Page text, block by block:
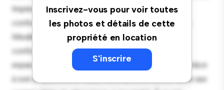
Inscrivez-vous pour voir toutes
les photos et détails de cette
propriété en location
S'inscrire
Impressionistes, Rueil-Malmaison ! Cette chambre
confortable offre un espace de vie paisible et privé.
Meublée avec les éléments essentiels pour votre
confort, cette chambre offre un lit confortable, un
espace de travail et des solutions de rangement. Grâce
à son emplacement idéal, vous aurez un accès facile aux